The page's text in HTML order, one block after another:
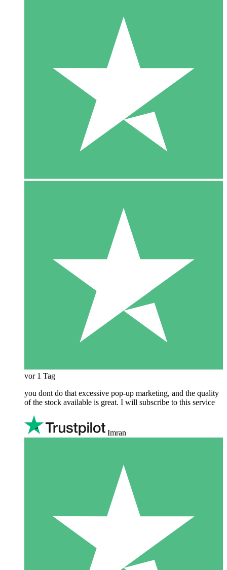
vor 1 Tag
you dont do that excessive pop-up marketing, and the quality
of the stock available is great. I will subscribe to this service
Imran